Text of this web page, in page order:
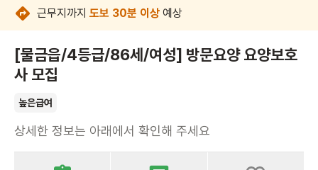
근무지까지 도보 30분 이상 예상
[물금읍/4등급/86세/여성] 방문요양 요양보호
사 모집
높은급여
상세한 정보는 아래에서 확인해 주세요